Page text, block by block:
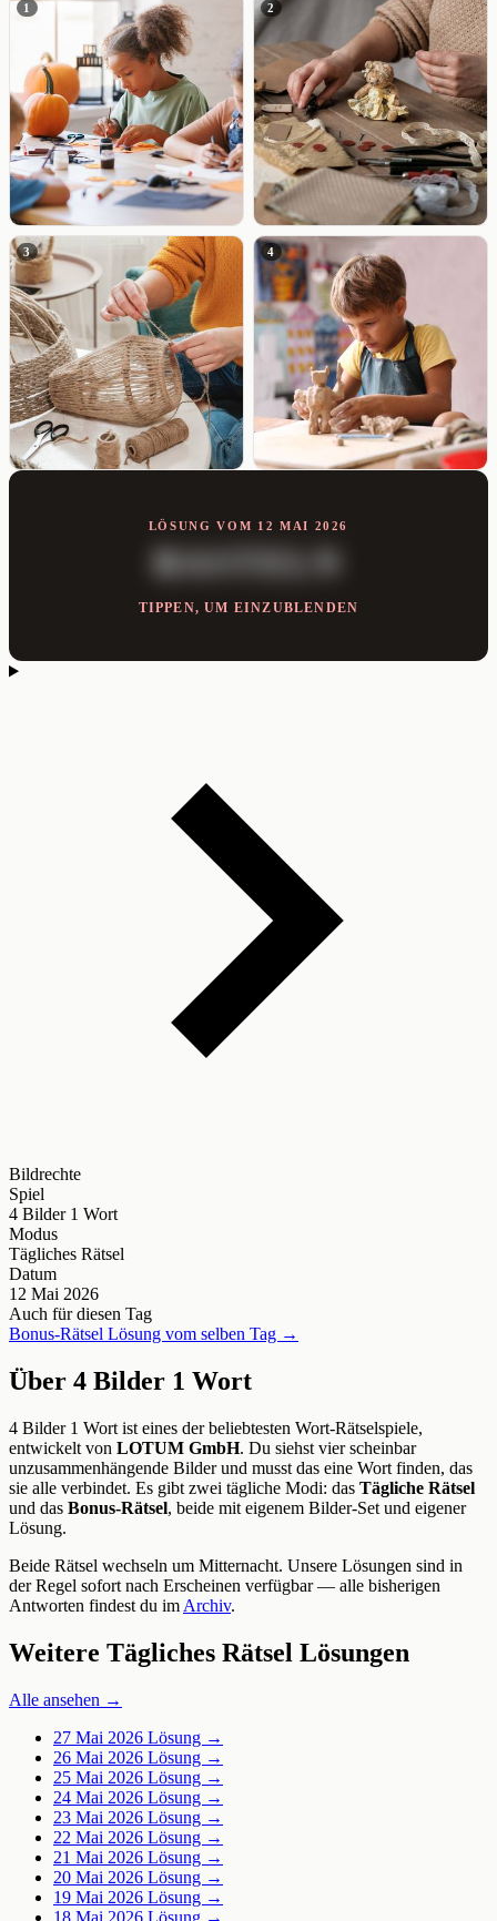
1 2
3 4
LÖSUNG VOM 12 MAI 2026
BASTELN
TIPPEN, UM EINZUBLENDEN
Bildrechte
Spiel
4 Bilder 1 Wort
Modus
Tägliches Rätsel
Datum
12 Mai 2026
Auch für diesen Tag
Bonus-Rätsel Lösung vom selben Tag →
Über 4 Bilder 1 Wort
4 Bilder 1 Wort ist eines der beliebtesten Wort-Rätselspiele,
entwickelt von LOTUM GmbH. Du siehst vier scheinbar
unzusammenhängende Bilder und musst das eine Wort finden, das
sie alle verbindet. Es gibt zwei tägliche Modi: das Tägliche Rätsel
und das Bonus-Rätsel, beide mit eigenem Bilder-Set und eigener
Lösung.
Beide Rätsel wechseln um Mitternacht. Unsere Lösungen sind in
der Regel sofort nach Erscheinen verfügbar — alle bisherigen
Antworten findest du im Archiv.
Weitere Tägliches Rätsel Lösungen
Alle ansehen →
27 Mai 2026 Lösung →
26 Mai 2026 Lösung →
25 Mai 2026 Lösung →
24 Mai 2026 Lösung →
23 Mai 2026 Lösung →
22 Mai 2026 Lösung →
21 Mai 2026 Lösung →
20 Mai 2026 Lösung →
19 Mai 2026 Lösung →
18 Mai 2026 Lösung →